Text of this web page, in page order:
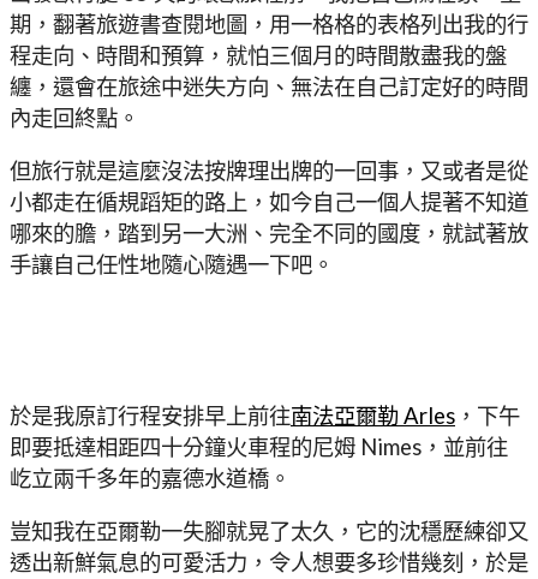
期，翻著旅遊書查閱地圖，用一格格的表格列出我的行
程走向、時間和預算，就怕三個月的時間散盡我的盤
纏，還會在旅途中迷失方向、無法在自己訂定好的時間
內走回終點。
但旅行就是這麼沒法按牌理出牌的一回事，又或者是從
小都走在循規蹈矩的路上，如今自己一個人提著不知道
哪來的膽，踏到另一大洲、完全不同的國度，就試著放
手讓自己任性地隨心隨遇一下吧。
於是我原訂行程安排早上前往南法亞爾勒 Arles ，下午
即要抵達相距四十分鐘火車程的尼姆 Nimes，並前往
屹立兩千多年的嘉德水道橋。
豈知我在亞爾勒一失腳就晃了太久，它的沈穩歷練卻又
透出新鮮氣息的可愛活力，令人想要多珍惜幾刻，於是